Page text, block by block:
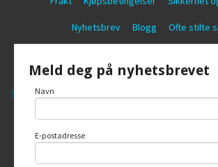
Nyhetsbrev Blogg Ofte stilte
Vår nettbutikk bruker cookies slik
Meld deg på nyhetsbrevet
Navn
E-postadresse